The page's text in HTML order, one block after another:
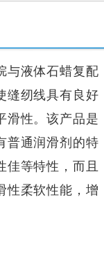
与液体石蜡复配
缝纫线具有良好
滑性。该产品是
普通润滑剂的特
佳等特性，而且
性柔软性能，增